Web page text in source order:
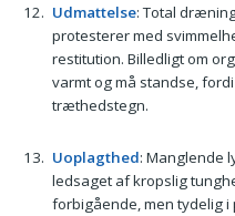
Udmattelse: Total
protesterer med
restitution. Billedligt om
varmt og må standse,
træthedstegn.
Uoplagthed: Manglende
ledsaget af kropslig
forbigående, men tydelig